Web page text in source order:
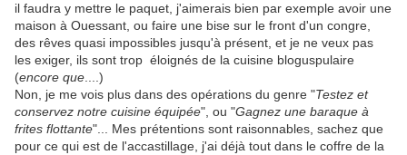
il faudra y mettre le paquet, j'aimerais bien par exemple avoir une
maison à Ouessant, ou faire une bise sur le front d'un congre,
des rêves quasi impossibles jusqu'à présent, et je ne veux pas
les exiger, ils sont trop éloignés de la cuisine bloguspulaire
(encore que ....)
Non, je me vois plus dans des opérations du genre "Testez et
conservez notre cuisine équipée", ou "Gagnez une baraque à
frites flottante"... Mes prétentions sont raisonnables, sachez que
pour ce qui est de l'accastillage, j'ai déjà tout dans le coffre de la